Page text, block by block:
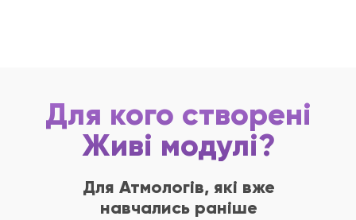
Для кого створені
Живі модулі?
Для Атмологів, які вже
навчались раніше